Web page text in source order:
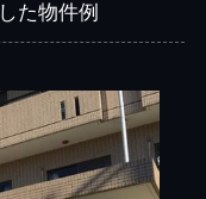
た物件例